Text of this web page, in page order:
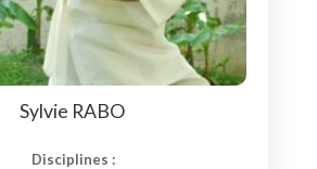
Sylvie RABO
Disciplines :